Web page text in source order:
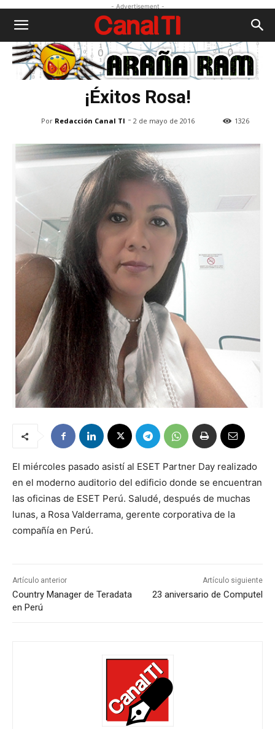
- Advertisement -
¡Éxitos Rosa!
Por Redacción Canal TI - 2 de mayo de 2016 1326
El miércoles pasado asistí al ESET Partner Day realizado
en el moderno auditorio del edificio donde se encuentran
las oficinas de ESET Perú. Saludé, después de muchas
lunas, a Rosa Valderrama, gerente corporativa de la
compañía en Perú.
Artículo anterior
Country Manager de Teradata
en Perú
Artículo siguiente
23 aniversario de Computel